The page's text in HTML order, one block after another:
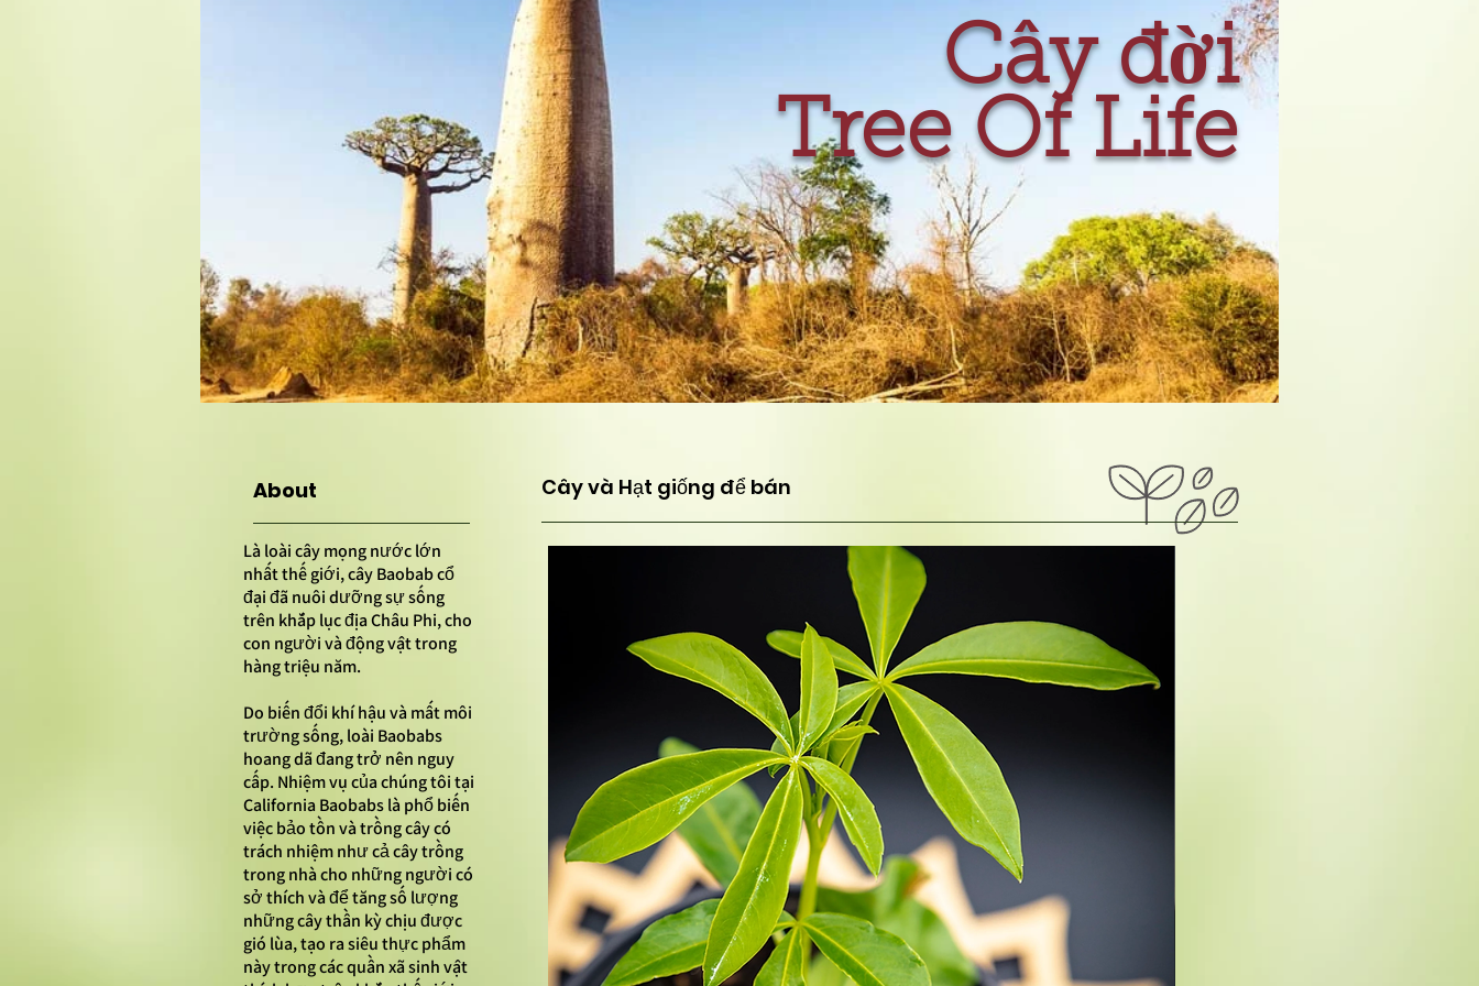
Cây đời
Tree Of Life
About
Là loài cây mọng nước lớn
nhất thế giới, cây Baobab cổ
đại đã nuôi dưỡng sự sống
trên khắp lục địa Châu Phi, cho
con người và động vật trong
hàng triệu năm.
Do biến đổi khí hậu và mất môi
trường sống, loài Baobabs
hoang dã đang trở nên nguy
cấp. Nhiệm vụ của chúng tôi tại
California Baobabs là phổ biến
việc bảo tồn và trồng cây có
trách nhiệm như cả cây trồng
trong nhà cho những người có
sở thích và để tăng số lượng
những cây thần kỳ chịu được
gió lùa, tạo ra siêu thực phẩm
này trong các quần xã sinh vật
Cây và Hạt giống để bán